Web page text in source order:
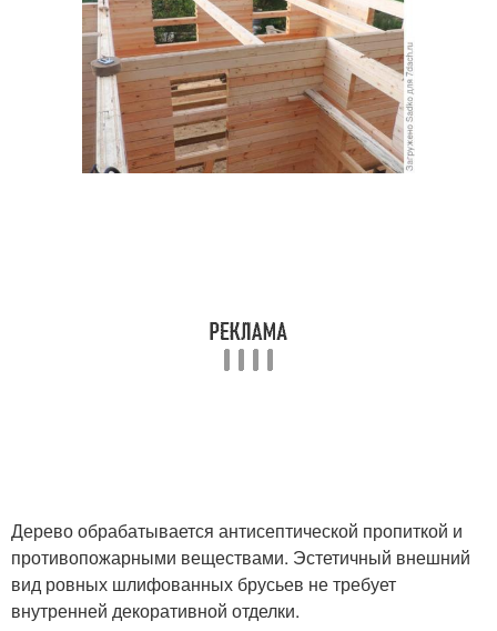
Дерево обрабатывается антисептической пропиткой и
противопожарными веществами. Эстетичный внешний
вид ровных шлифованных брусьев не требует
внутренней декоративной отделки.